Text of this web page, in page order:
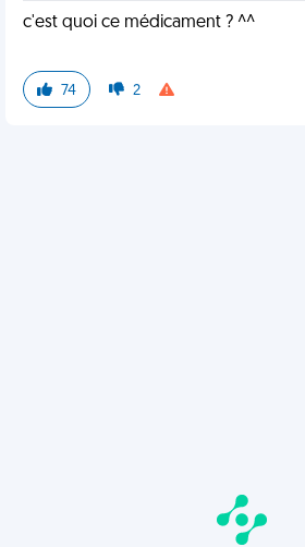
c'est quoi ce médicament ? ^^
74 2